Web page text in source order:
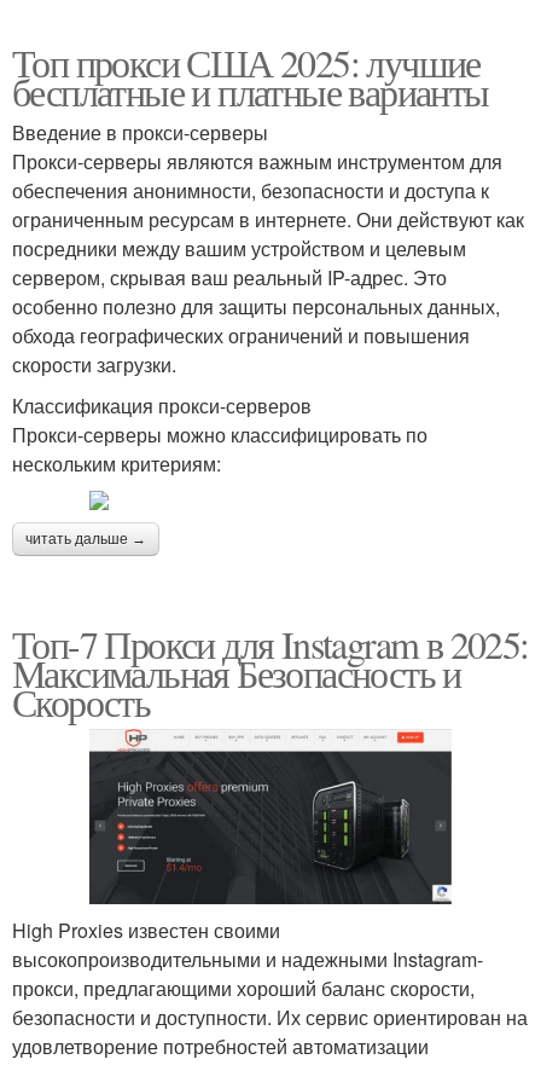
Топ прокси США 2025: лучшие
бесплатные и платные варианты
Введение в прокси-серверы
Прокси-серверы являются важным инструментом для
обеспечения анонимности, безопасности и доступа к
ограниченным ресурсам в интернете. Они действуют как
посредники между вашим устройством и целевым
сервером, скрывая ваш реальный IP-адрес. Это
особенно полезно для защиты персональных данных,
обхода географических ограничений и повышения
скорости загрузки.
Классификация прокси-серверов
Прокси-серверы можно классифицировать по
нескольким критериям:
читать дальше →
Топ-7 Прокси для Instagram в 2025:
Максимальная Безопасность и
Скорость
High Proxies известен своими
высокопроизводительными и надежными Instagram-
прокси, предлагающими хороший баланс скорости,
безопасности и доступности. Их сервис ориентирован на
удовлетворение потребностей автоматизации